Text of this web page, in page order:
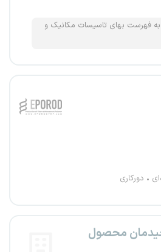
فهرست بهای تاسیسات مکانیک و
دورکاری
محصول